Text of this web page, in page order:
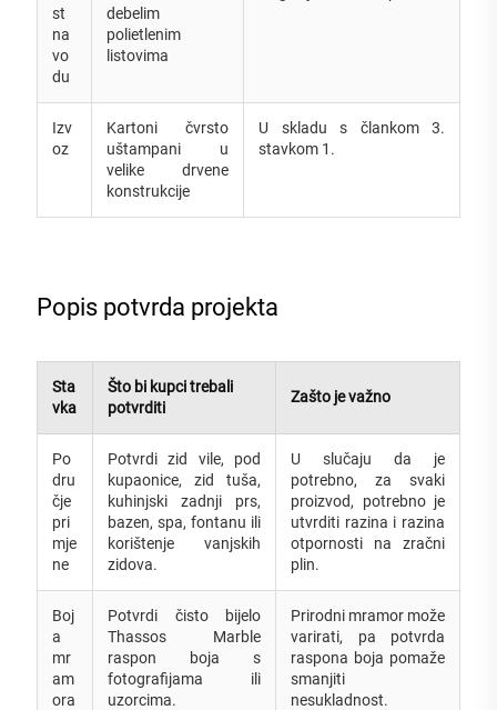
st
na
vo
du
debelim
polietlenim
listovima
Izv
oz
Kartoni čvrsto
uštampani u
velike drvene
konstrukcije
U skladu s člankom 3.
stavkom 1.
Popis potvrda projekta
Sta
vka
Što bi kupci trebali
potvrditi
Zašto je važno
Po
dru
čje
pri
mje
ne
Potvrdi zid vile, pod
kupaonice, zid tuša,
kuhinjski zadnji prs,
bazen, spa, fontanu ili
korištenje vanjskih
zidova.
U slučaju da je
potrebno, za svaki
proizvod, potrebno je
utvrditi razina i razina
otpornosti na zračni
plin.
Boj
a
mr
am
ora
Potvrdi čisto bijelo
Thassos Marble
raspon boja s
fotografijama ili
uzorcima.
Prirodni mramor može
varirati, pa potvrda
raspona boja pomaže
smanjiti
nesukladnost.